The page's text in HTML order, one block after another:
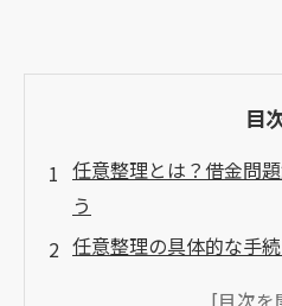
目
任意整理とは？借金問
う
任意整理の具体的な手